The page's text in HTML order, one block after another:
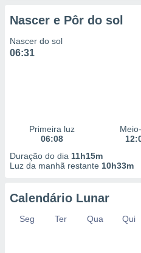
Nascer e Pôr do sol
Nascer do sol
06:31
Primeira luz
06:08
Duração do dia 11h15m
Luz da manhã restante 10h33m
Calendário Lunar
Seg Ter Qua Qui